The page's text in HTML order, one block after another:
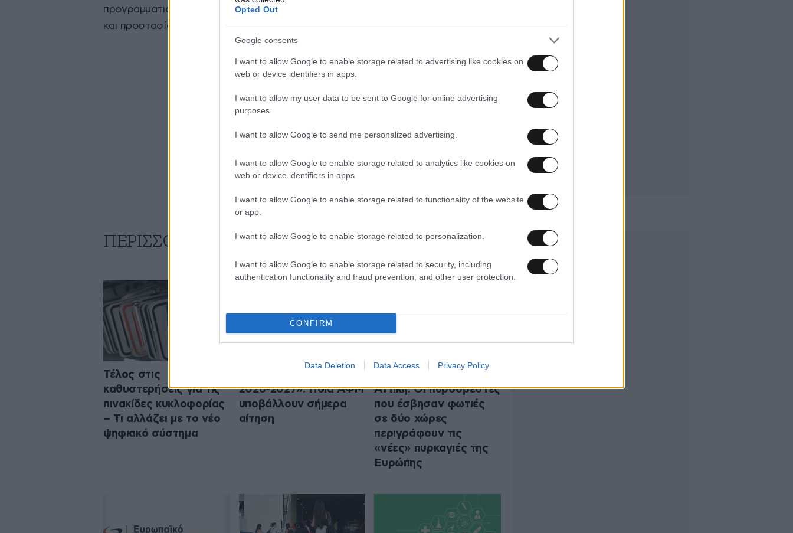
Opted Out
Google consents
I want to allow Google to enable storage related to advertising like cookies on
web or device identifiers in apps.
I want to allow my user data to be sent to Google for online advertising
purposes.
I want to allow Google to send me personalized advertising.
I want to allow Google to enable storage related to analytics like cookies on
web or device identifiers in apps.
I want to allow Google to enable storage related to functionality of the website
or app.
I want to allow Google to enable storage related to personalization.
I want to allow Google to enable storage related to security, including
authentication functionality and fraud prevention, and other user protection.
CONFIRM
Data Deletion Data Access Privacy Policy
προγραμματισμένες και μη που απαιτούνται, σε συνδυασμό με τα μέτρα πρόληψης
και προστασίας του προσωπικού από τον κορονοϊό».
ΠΕΡΙΣΣΟΤΕΡΑ ΑΠΟ ΤΗΝ ΕΛΛΑΔΑ
Τέλος στις
καθυστερήσεις για τις
πινακίδες κυκλοφορίας
– Τι αλλάζει με το νέο
ψηφιακό σύστημα
2026-2027»: Ποια ΑΦΜ
υποβάλλουν σήμερα
αίτηση
Αττική: Οι πυροσβέστες
που έσβησαν φωτιές
σε δύο χώρες
περιγράφουν τις
«νέες» πυρκαγιές της
Ευρώπης